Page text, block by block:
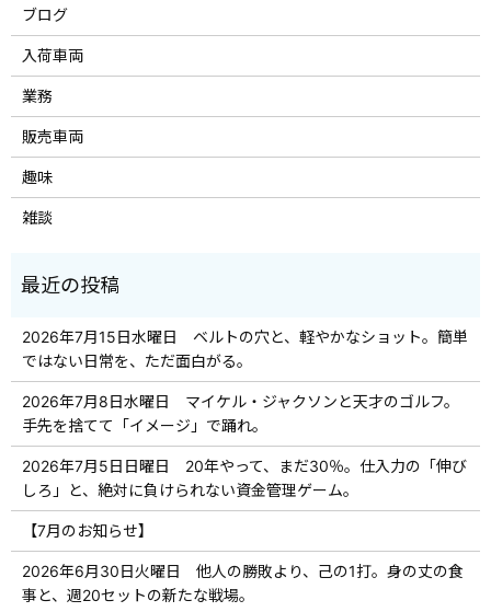
ブログ
入荷車両
業務
販売車両
趣味
雑談
2026年7月15日水曜日 ベルトの穴と、軽やかなショット。簡単
ではない日常を、ただ面白がる。
2026年7月8日水曜日 マイケル・ジャクソンと天才のゴルフ。
手先を捨てて「イメージ」で踊れ。
2026年7月5日日曜日 20年やって、まだ30％。仕入力の「伸び
しろ」と、絶対に負けられない資金管理ゲーム。
【7月のお知らせ】
2026年6月30日火曜日 他人の勝敗より、己の1打。身の丈の食
事と、週20セットの新たな戦場。